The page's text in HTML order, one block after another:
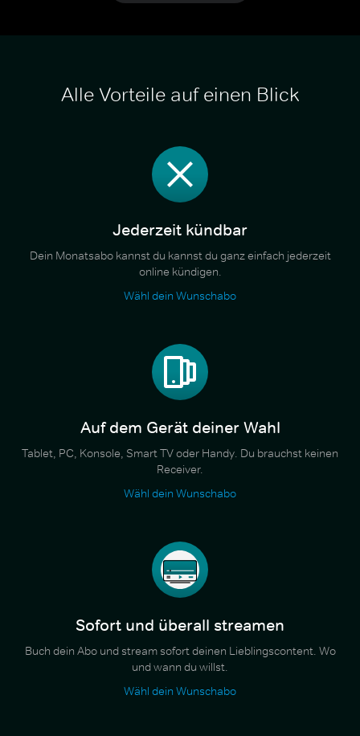
Alle Vorteile auf einen Blick
Jederzeit kündbar
Dein Monatsabo kannst du kannst du ganz einfach jederzeit
online kündigen.
Wähl dein Wunschabo
Auf dem Gerät deiner Wahl
Tablet, PC, Konsole, Smart TV oder Handy. Du brauchst keinen
Receiver.
Wähl dein Wunschabo
Sofort und überall streamen
Buch dein Abo und stream sofort deinen Lieblingscontent. Wo
und wann du willst.
Wähl dein Wunschabo